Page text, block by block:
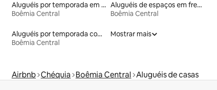
Aluguéis por temporada em hotéis-fazenda
Boêmia Central
Aluguéis de espaços em frente à praia
Boêmia Central
Aluguéis por temporada com cama de altura acessível
Boêmia Central
Mostrar mais
Airbnb Chéquia Boêmia Central Aluguéis de casas